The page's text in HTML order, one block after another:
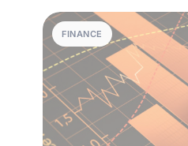
FINANCE